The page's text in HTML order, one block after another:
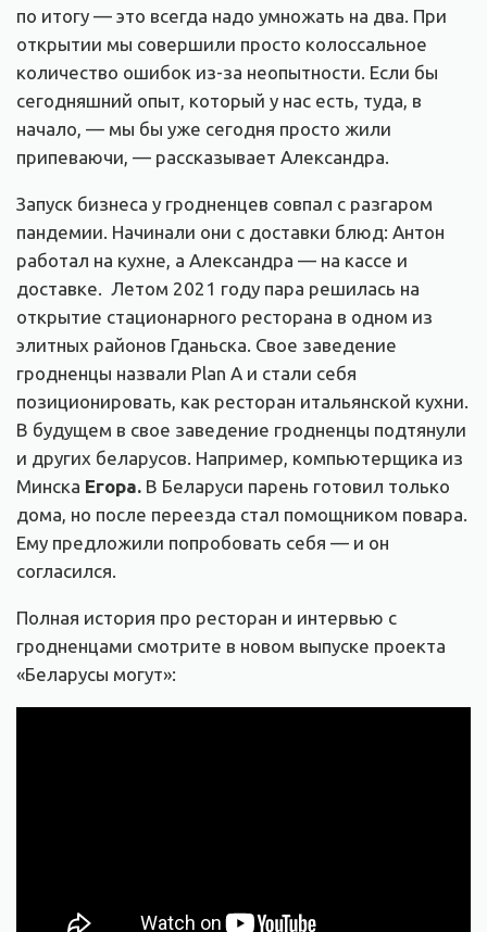
по итогу — это всегда надо умножать на два. При
открытии мы совершили просто колоссальное
количество ошибок из-за неопытности. Если бы
сегодняшний опыт, который у нас есть, туда, в
начало, — мы бы уже сегодня просто жили
припеваючи, — рассказывает Александра.
Запуск бизнеса у гродненцев совпал с разгаром
пандемии. Начинали они с доставки блюд: Антон
работал на кухне, а Александра — на кассе и
доставке. Летом 2021 году пара решилась на
открытие стационарного ресторана в одном из
элитных районов Гданьска. Свое заведение
гродненцы назвали Plan A и стали себя
позиционировать, как ресторан итальянской кухни.
В будущем в свое заведение гродненцы подтянули
и других беларусов. Например, компьютерщика из
Минска Егора. В Беларуси парень готовил только
дома, но после переезда стал помощником повара.
Ему предложили попробовать себя — и он
согласился.
Полная история про ресторан и интервью с
гродненцами смотрите в новом выпуске проекта
«Беларусы могут»: